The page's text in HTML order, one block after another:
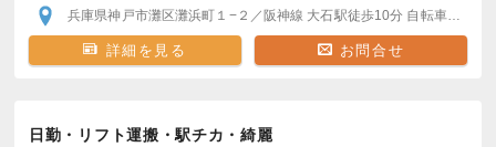
兵庫県神戸市灘区灘浜町１−２ ／阪神線 大石駅徒歩10分 自転車・バイク通勤可（駐輪場無料）
詳細を見る お問合せ
日勤・リフト運搬・駅チカ・綺麗